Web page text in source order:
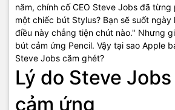
năm, chính cố CEO Steve Jobs đã từng
một chiếc bút Stylus? Bạn sẽ suốt ngày
điều này chẳng tiện chút nào." Nhưng
bút cảm ứng Pencil. Vậy tại sao Apple
Steve Jobs căm ghét?
Lý do Steve
cảm ứng